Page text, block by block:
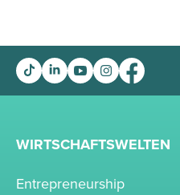
WIRTSCHAFTSWELTEN
Entrepreneurship